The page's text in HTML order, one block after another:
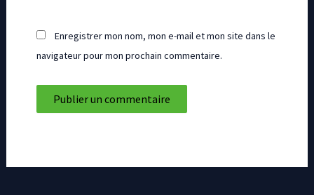
Enregistrer mon nom, mon e-mail et mon site dans le
navigateur pour mon prochain commentaire.